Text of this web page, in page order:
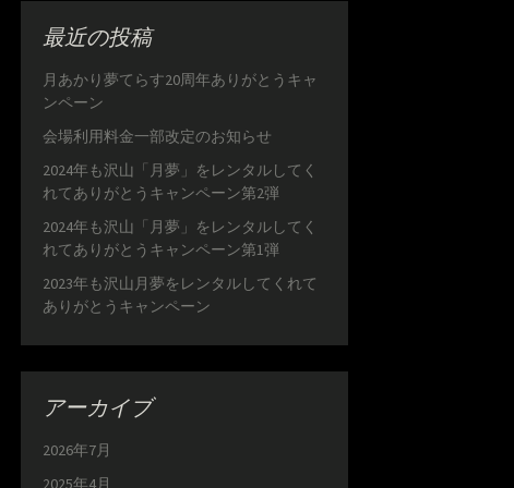
最近の投稿
月あかり夢てらす20周年ありがとうキャ
ンペーン
会場利用料金一部改定のお知らせ
2024年も沢山「月夢」をレンタルしてく
れてありがとうキャンペーン第2弾
2024年も沢山「月夢」をレンタルしてく
れてありがとうキャンペーン第1弾
2023年も沢山月夢をレンタルしてくれて
ありがとうキャンペーン
アーカイブ
2026年7月
2025年4月